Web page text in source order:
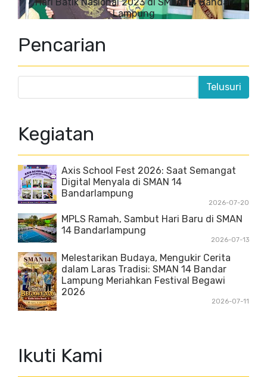
Lampung
Pencarian
Kegiatan
Axis School Fest 2026: Saat Semangat
Digital Menyala di SMAN 14
Bandarlampung
2026-07-20
MPLS Ramah, Sambut Hari Baru di SMAN
14 Bandarlampung
2026-07-13
Melestarikan Budaya, Mengukir Cerita
dalam Laras Tradisi: SMAN 14 Bandar
Lampung Meriahkan Festival Begawi
2026
2026-07-11
Ikuti Kami